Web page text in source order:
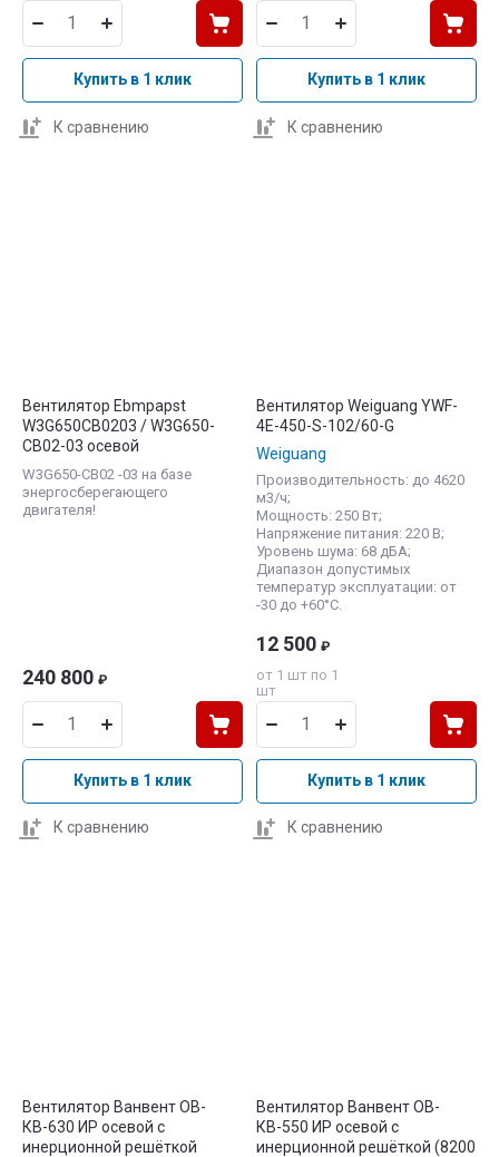
Купить в 1 клик
К сравнению
Купить в 1 клик
К сравнению
Вентилятор Ebmpapst
W3G650CB0203 / W3G650-
CB02-03 осевой
W3G650-CB02 -03 на базе
энергосберегающего
двигателя!
240 800 ₽
Купить в 1 клик
К сравнению
Вентилятор Weiguang YWF-
4E-450-S-102/60-G
Weiguang
Производительность: до 4620
м3/ч;
Мощность: 250 Вт;
Напряжение питания: 220 В;
Уровень шума: 68 дБА;
Диапазон допустимых
температур эксплуатации: от
-30 до +60°С.
12 500 ₽
от 1 шт по 1
шт
Купить в 1 клик
К сравнению
Вентилятор Ванвент ОВ-
КВ-630 ИР осевой с
инерционной решёткой
Вентилятор Ванвент ОВ-
КВ-550 ИР осевой с
инерционной решёткой (8200